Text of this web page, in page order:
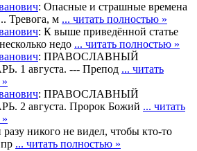
: Опасные и страшные времена
Тревога, м ... читать полностью »
: К выше приведённой статье
недо ... читать полностью »
: ПРАВОСЛАВНЫЙ
1 августа. --- Препод ... читать
: ПРАВОСЛАВНЫЙ
2 августа. Пророк Божий ... читать
никого не видел, чтобы кто-то
... читать полностью »